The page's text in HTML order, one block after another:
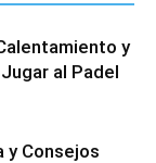
y
al Padel
y Consejos